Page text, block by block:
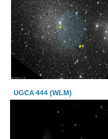
UGCA 444 (WLM)